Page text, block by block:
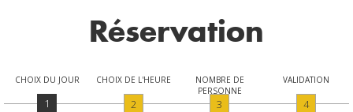
Réservation
CHOIX DU JOUR
1
CHOIX DE L'HEURE
2
NOMBRE DE
PERSONNE
3
VALIDATION
4